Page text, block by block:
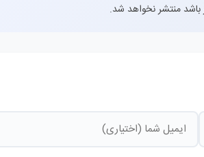
باشد منتشر نخواهد شد.